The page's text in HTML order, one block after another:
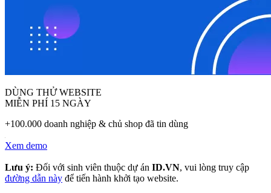
DÙNG THỬ WEBSITE
MIỄN PHÍ 15 NGÀY
+100.000 doanh nghiệp & chủ shop đã tin dùng
Xem demo
Lưu ý: Đối với sinh viên thuộc dự án ID.VN, vui lòng truy cập
đường dẫn này để tiến hành khởi tạo website.